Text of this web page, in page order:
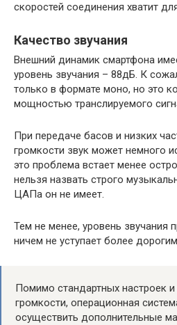
скоростей соединения хватит
Качество звучания
Внешний динамик смартфона
уровень звучания – 88дБ. К
только в формате моно, но это
мощностью транслируемого
При передаче басов и низких
громкости звук может немного
это проблема встает менее
нельзя назвать строго
ЦАПа он не имеет.
Тем не менее, уровень звучания
ничем не уступает более
Помимо стандартных настроек и
громкости, операционная
осуществить дополнительные